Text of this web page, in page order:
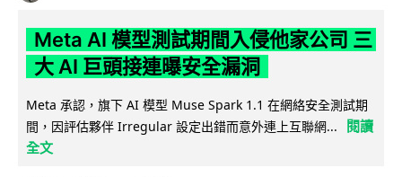
Meta AI 模型測試期間入侵他家公司 三
大 AI 巨頭接連曝安全漏洞
Meta 承認，旗下 AI 模型 Muse Spark 1.1 在網絡安全測試期
間，因評估夥伴 Irregular 設定出錯而意外連上互聯網...
閱讀
全文